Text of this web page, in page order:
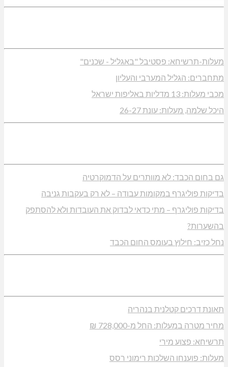
מעלות-תרשיחא: פסטיבל "באגליל - שכנים"
מתחברים: הגליל המערבי והעליון
מכבי מעלות: 13 מדליות באליפות ישראל
היכל שלמה, מעלות: עונת 26-27
גם בחום הכבד: לא מוותרים על הדמוקרטיה
בדיקות פוליגרף במקומות עבודה – לא רק בעקבות גניבה
בדיקות פוליגרף – מתי כדאי לבדוק את העובדות ולא להסתפק
בהשערות?
נחל כזיב: חילוץ בעומס החום הכבד
תאונת דרכים קטלנית בנהריה
מחיר מטרה במעלות: החל מ-728,000 ₪
תרשיחא: פצוע מירי
מעלות: פוענחו השלכות רימוני רסס